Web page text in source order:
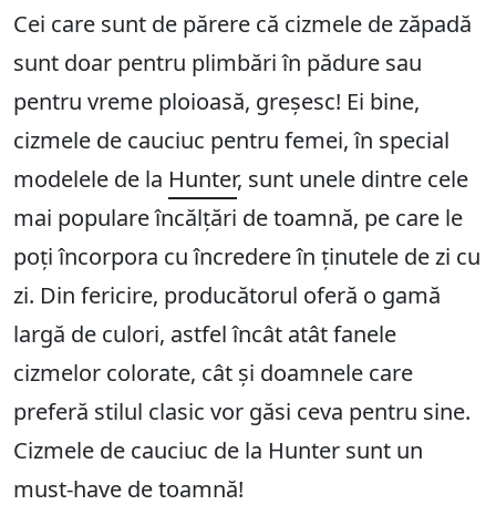
Cei care sunt de părere că cizmele de zăpadă
sunt doar pentru plimbări în pădure sau
pentru vreme ploioasă, greșesc! Ei bine,
cizmele de cauciuc pentru femei, în special
modelele de la Hunter, sunt unele dintre cele
mai populare încălțări de toamnă, pe care le
poți încorpora cu încredere în ținutele de zi cu
zi. Din fericire, producătorul oferă o gamă
largă de culori, astfel încât atât fanele
cizmelor colorate, cât și doamnele care
preferă stilul clasic vor găsi ceva pentru sine.
Cizmele de cauciuc de la Hunter sunt un
must-have de toamnă!